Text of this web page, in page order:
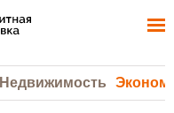
Недвижимость